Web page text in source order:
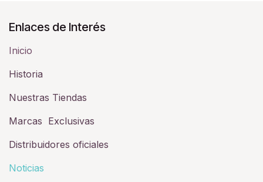
Enlaces de Interés
Inicio
Historia​
Nuestras Tiendas
Marcas Exclusivas
Distribuidores oficiales
Noticias